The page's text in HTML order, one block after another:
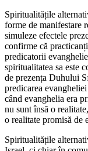
Spiritualitățile
forme de manifestare
simuleze efectele
confirme că
predicatorii
spiritualitatea sa este
de prezența Duhului
predicarea
când evanghelia era
nu sunt însă o
o realitate promisă de
Spiritualitățile